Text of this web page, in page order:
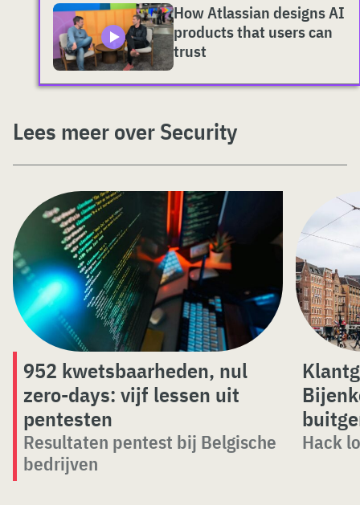
How Atlassian designs AI
products that users can
trust
Lees meer over Security
952 kwetsbaarheden, nul
zero-days: vijf lessen uit
pentesten
Resultaten pentest bij Belgische
bedrijven
Hack